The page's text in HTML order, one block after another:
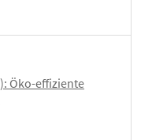
Öko-effiziente